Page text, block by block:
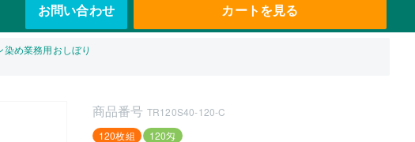
お問い合わせ カートを見る
め業務用おしぼり
商品番号 TR120S40-120-C
120枚組
120匁